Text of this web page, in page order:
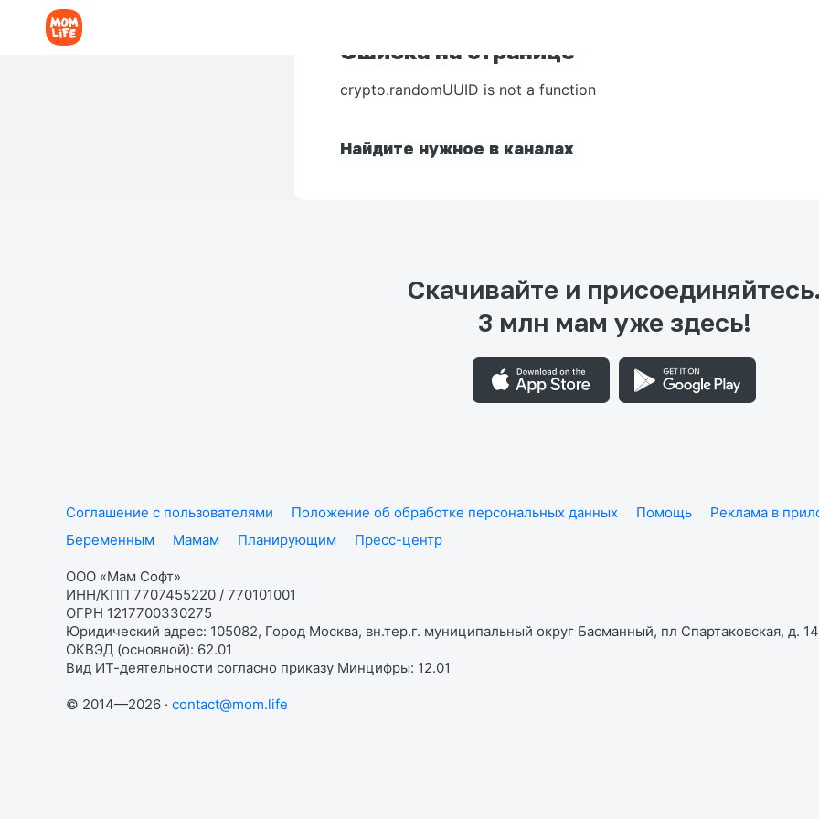
Ошибка на странице
crypto.randomUUID is not a function
Найдите нужное в каналах
Скачивайте и присоединяйтесь.
3 млн мам уже здесь!
Соглашение с пользователями Положение об обработке персональных данных Помощь Реклама в
Беременным
Мамам Планирующим Пресс-центр
ООО «Мам Софт»
ИНН/КПП 7707455220 / 770101001
ОГРН 1217700330275
Юридический адрес: 105082, Город Москва, вн.тер.г. муниципальный округ Басманный, пл Спартаковская, д.
ОКВЭД (основной): 62.01
Вид ИТ-деятельности согласно приказу Минцифры: 12.01
© 2014—2026 · contact@mom.life